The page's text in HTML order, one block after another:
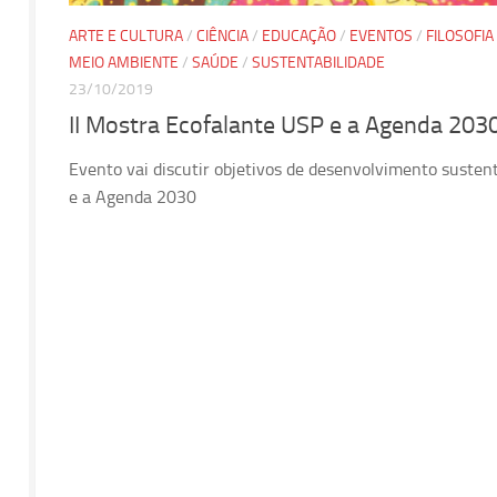
ARTE E CULTURA/ CIÊNCIA/ EDUCAÇÃO/ EVENTOS / FILOSOFIA
MEIO AMBIENTE / SAÚDE / SUSTENTABILIDADE
23/10/2019
II Mostra Ecofalante USP e a Agenda
Evento vai discutir objetivos de desenvolvimento
e a Agenda 2030